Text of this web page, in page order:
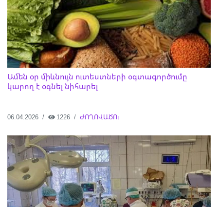
Ամեն օր միևնույն ուտեստների օգտագործումը
կարող է օգնել նիհարել
06.04.2026 1226 ԺՈՂՈՎԱԾՈւ